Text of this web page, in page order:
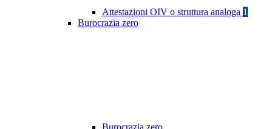
Attestazioni OIV o struttura analoga 1
Burocrazia zero